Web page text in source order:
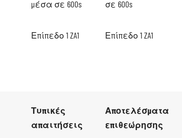
μέσα σε 600s
σε 600s
Επίπεδο 1 ZA1 Επίπεδο 1 ZA1
Τυπικές
απαιτήσεις
Αποτελέσματα
επιθεώρησης